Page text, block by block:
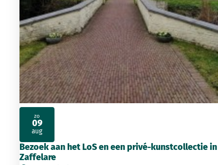
Bezoek aan het LoS en een privé-kunstcollectie in
Zaffelare
zo
09
aug
2026